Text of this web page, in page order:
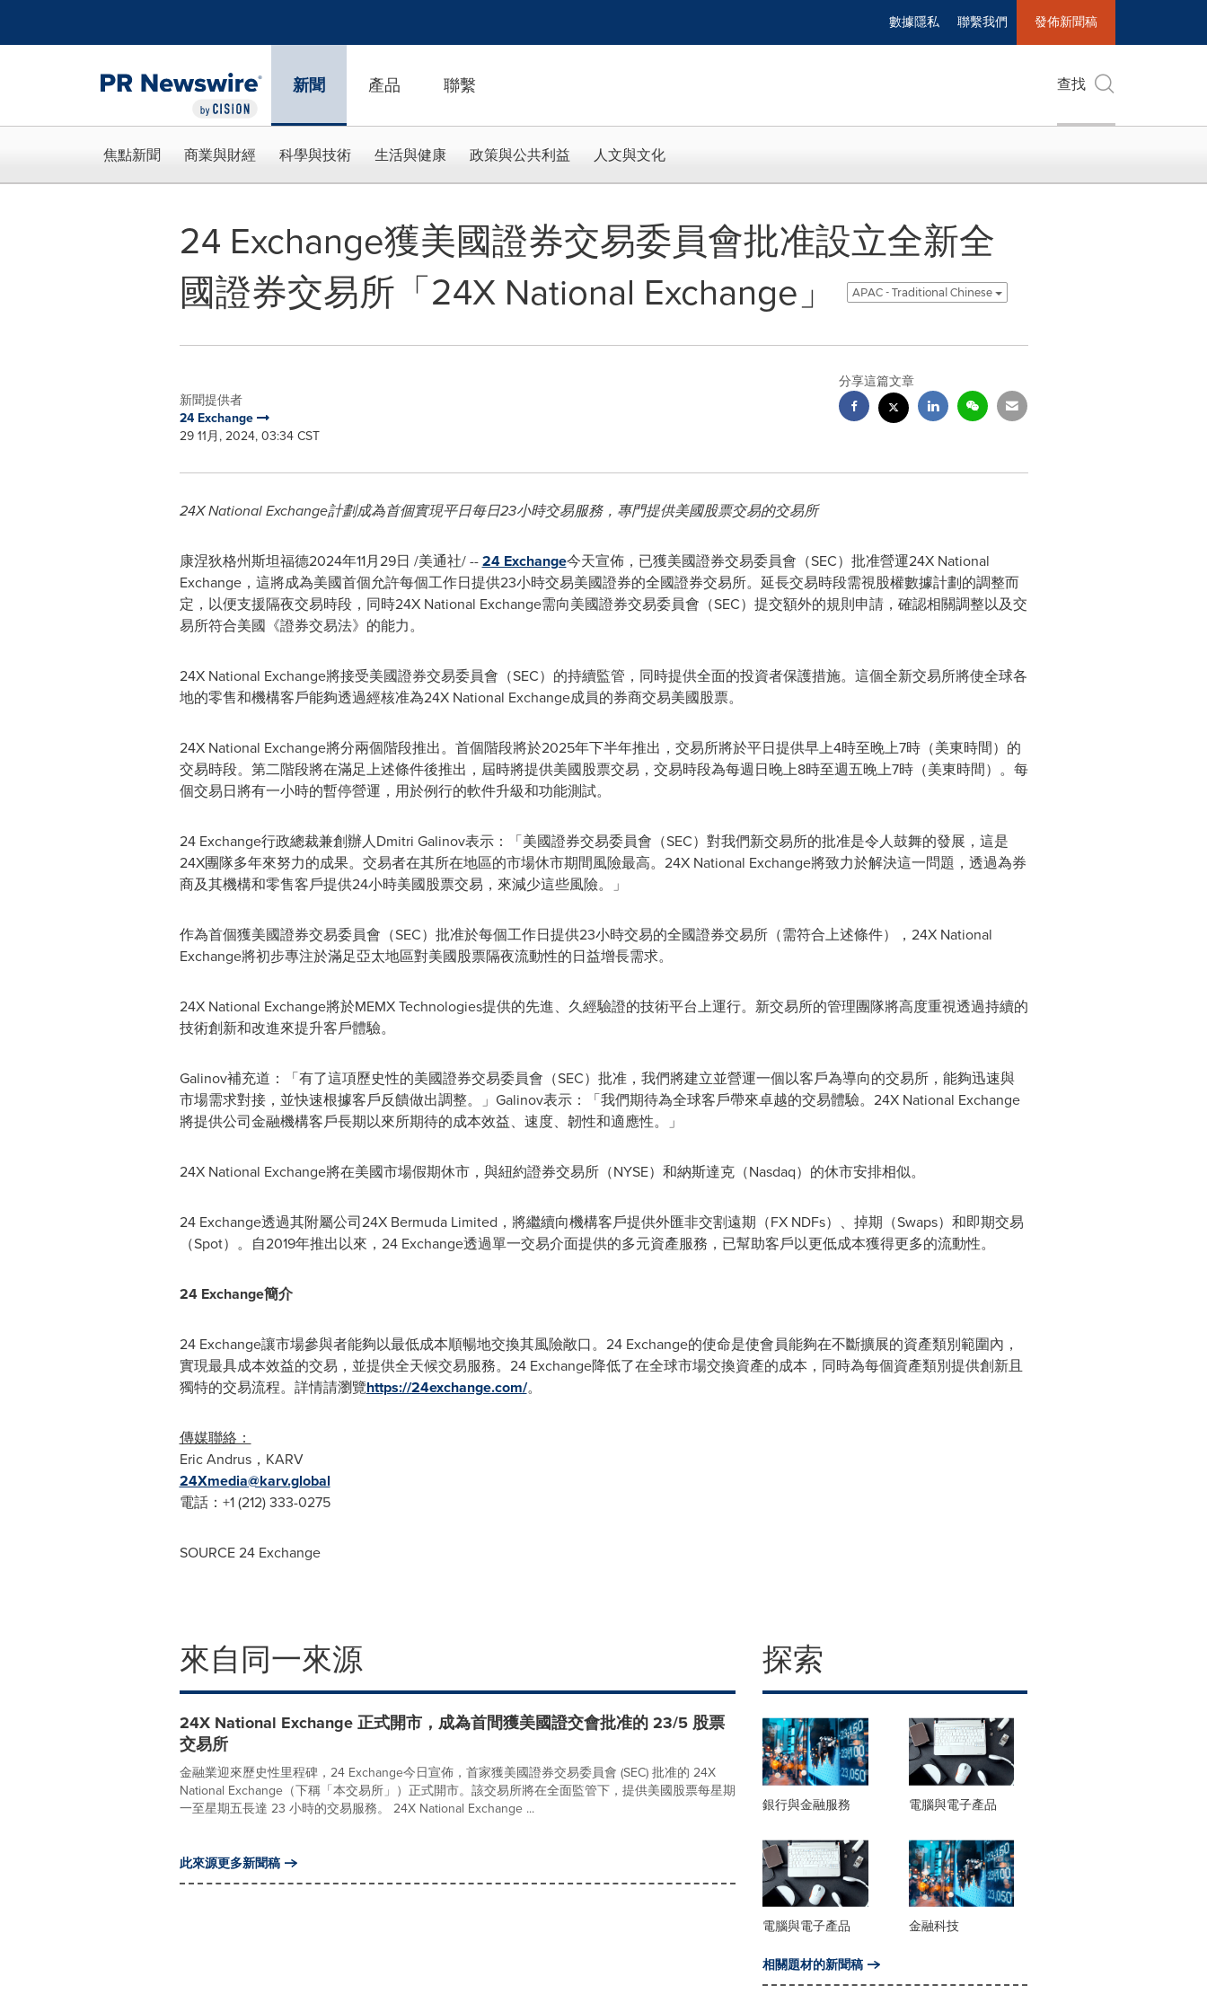
數據隱私 聯繫我們 發佈新聞稿
新聞 產品 聯繫 查找
焦點新聞 商業與財經 科學與技術 生活與健康 政策與公共利益 人文與文化
24 Exchange獲美國證券交易委員會批准設立全新全
國證券交易所「24X National Exchange」
APAC - Traditional Chinese
新聞提供者
24 Exchange
29 11月, 2024, 03:34 CST
分享這篇文章
24X National Exchange計劃成為首個實現平日每日23小時交易服務，專門提供美國股票交易的交易所
康涅狄格州斯坦福德2024年11月29日 /美通社/ --24 Exchange今天宣佈，已獲美國證券交易委員會（SEC）批准營運24X National
Exchange，這將成為美國首個允許每個工作日提供23小時交易美國證券的全國證券交易所。延長交易時段需視股權數據計劃的調整而
定，以便支援隔夜交易時段，同時24X National Exchange需向美國證券交易委員會（SEC）提交額外的規則申請，確認相關調整以及交
易所符合美國《證券交易法》的能力。
24X National Exchange將接受美國證券交易委員會（SEC）的持續監管，同時提供全面的投資者保護措施。這個全新交易所將使全球各
地的零售和機構客戶能夠透過經核准為24X National Exchange成員的券商交易美國股票。
24X National Exchange將分兩個階段推出。首個階段將於2025年下半年推出，交易所將於平日提供早上4時至晚上7時（美東時間）的
交易時段。第二階段將在滿足上述條件後推出，屆時將提供美國股票交易，交易時段為每週日晚上8時至週五晚上7時（美東時間）。每
個交易日將有一小時的暫停營運，用於例行的軟件升級和功能測試。
24 Exchange行政總裁兼創辦人Dmitri Galinov表示：「美國證券交易委員會（SEC）對我們新交易所的批准是令人鼓舞的發展，這是
24X團隊多年來努力的成果。交易者在其所在地區的市場休市期間風險最高。24X National Exchange將致力於解決這一問題，透過為券
商及其機構和零售客戶提供24小時美國股票交易，來減少這些風險。」
作為首個獲美國證券交易委員會（SEC）批准於每個工作日提供23小時交易的全國證券交易所（需符合上述條件），24X National
Exchange將初步專注於滿足亞太地區對美國股票隔夜流動性的日益增長需求。
24X National Exchange將於MEMX Technologies提供的先進、久經驗證的技術平台上運行。新交易所的管理團隊將高度重視透過持續的
技術創新和改進來提升客戶體驗。
Galinov補充道：「有了這項歷史性的美國證券交易委員會（SEC）批准，我們將建立並營運一個以客戶為導向的交易所，能夠迅速與
市場需求對接，並快速根據客戶反饋做出調整。」Galinov表示：「我們期待為全球客戶帶來卓越的交易體驗。24X National Exchange
將提供公司金融機構客戶長期以來所期待的成本效益、速度、韌性和適應性。」
24X National Exchange將在美國市場假期休市，與紐約證券交易所（NYSE）和納斯達克（Nasdaq）的休市安排相似。
24 Exchange透過其附屬公司24X Bermuda Limited，將繼續向機構客戶提供外匯非交割遠期（FX NDFs）、掉期（Swaps）和即期交易
（Spot）。自2019年推出以來，24 Exchange透過單一交易介面提供的多元資產服務，已幫助客戶以更低成本獲得更多的流動性。
24 Exchange簡介
24 Exchange讓市場參與者能夠以最低成本順暢地交換其風險敞口。24 Exchange的使命是使會員能夠在不斷擴展的資產類別範圍內，
實現最具成本效益的交易，並提供全天候交易服務。24 Exchange降低了在全球市場交換資產的成本，同時為每個資產類別提供創新且
獨特的交易流程。詳情請瀏覽https://24exchange.com/。
傳媒聯絡：
Eric Andrus，KARV
24Xmedia@karv.global
電話：+1 (212) 333-0275
SOURCE 24 Exchange
來自同一來源
24X National Exchange 正式開市，成為首間獲美國證交會批准的 23/5 股票
交易所
金融業迎來歷史性里程碑，24 Exchange今日宣佈，首家獲美國證券交易委員會 (SEC) 批准的 24X
National Exchange（下稱「本交易所」）正式開市。該交易所將在全面監管下，提供美國股票每星期
一至星期五長達 23 小時的交易服務。 24X National Exchange ...
此來源更多新聞稿
探索
銀行與金融服務 電腦與電子產品
電腦與電子產品 金融科技
相關題材的新聞稿